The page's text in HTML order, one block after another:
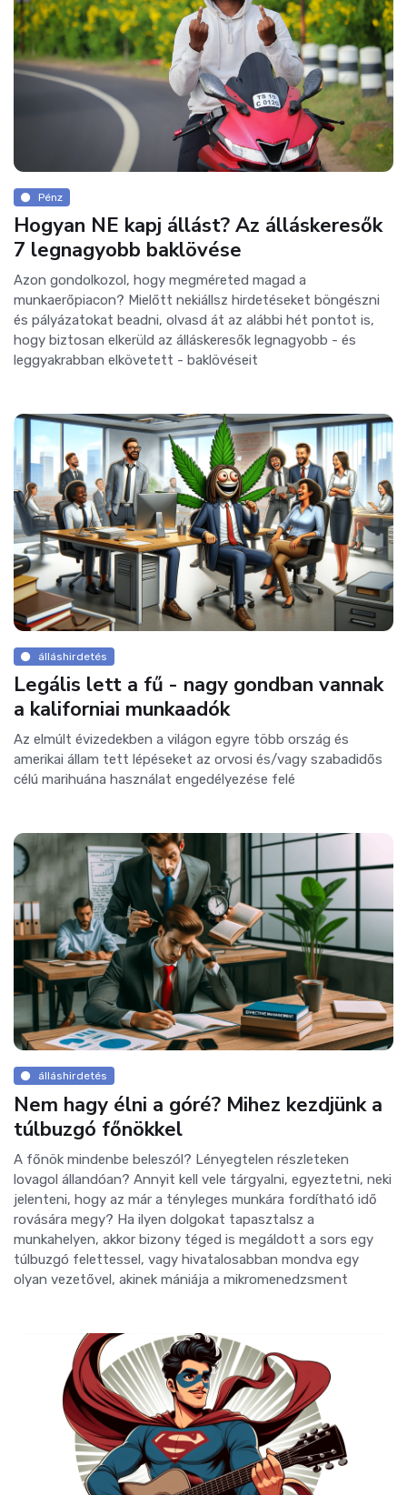
Pénz
Hogyan NE kapj állást? Az álláskeresők
7 legnagyobb baklövése
Azon gondolkozol, hogy megméreted magad a
munkaerőpiacon? Mielőtt nekiállsz hirdetéseket böngészni
és pályázatokat beadni, olvasd át az alábbi hét pontot is,
hogy biztosan elkerüld az álláskeresők legnagyobb - és
leggyakrabban elkövetett - baklövéseit
álláshirdetés
Legális lett a fű - nagy gondban vannak
a kaliforniai munkaadók
Az elmúlt évizedekben a világon egyre több ország és
amerikai állam tett lépéseket az orvosi és/vagy szabadidős
célú marihuána használat engedélyezése felé
álláshirdetés
Nem hagy élni a góré? Mihez kezdjünk a
túlbuzgó főnökkel
A főnök mindenbe beleszól? Lényegtelen részleteken
lovagol állandóan? Annyit kell vele tárgyalni, egyeztetni, neki
jelenteni, hogy az már a tényleges munkára fordítható idő
rovására megy? Ha ilyen dolgokat tapasztalsz a
munkahelyen, akkor bizony téged is megáldott a sors egy
túlbuzgó felettessel, vagy hivatalosabban mondva egy
olyan vezetővel, akinek mániája a mikromenedzsment